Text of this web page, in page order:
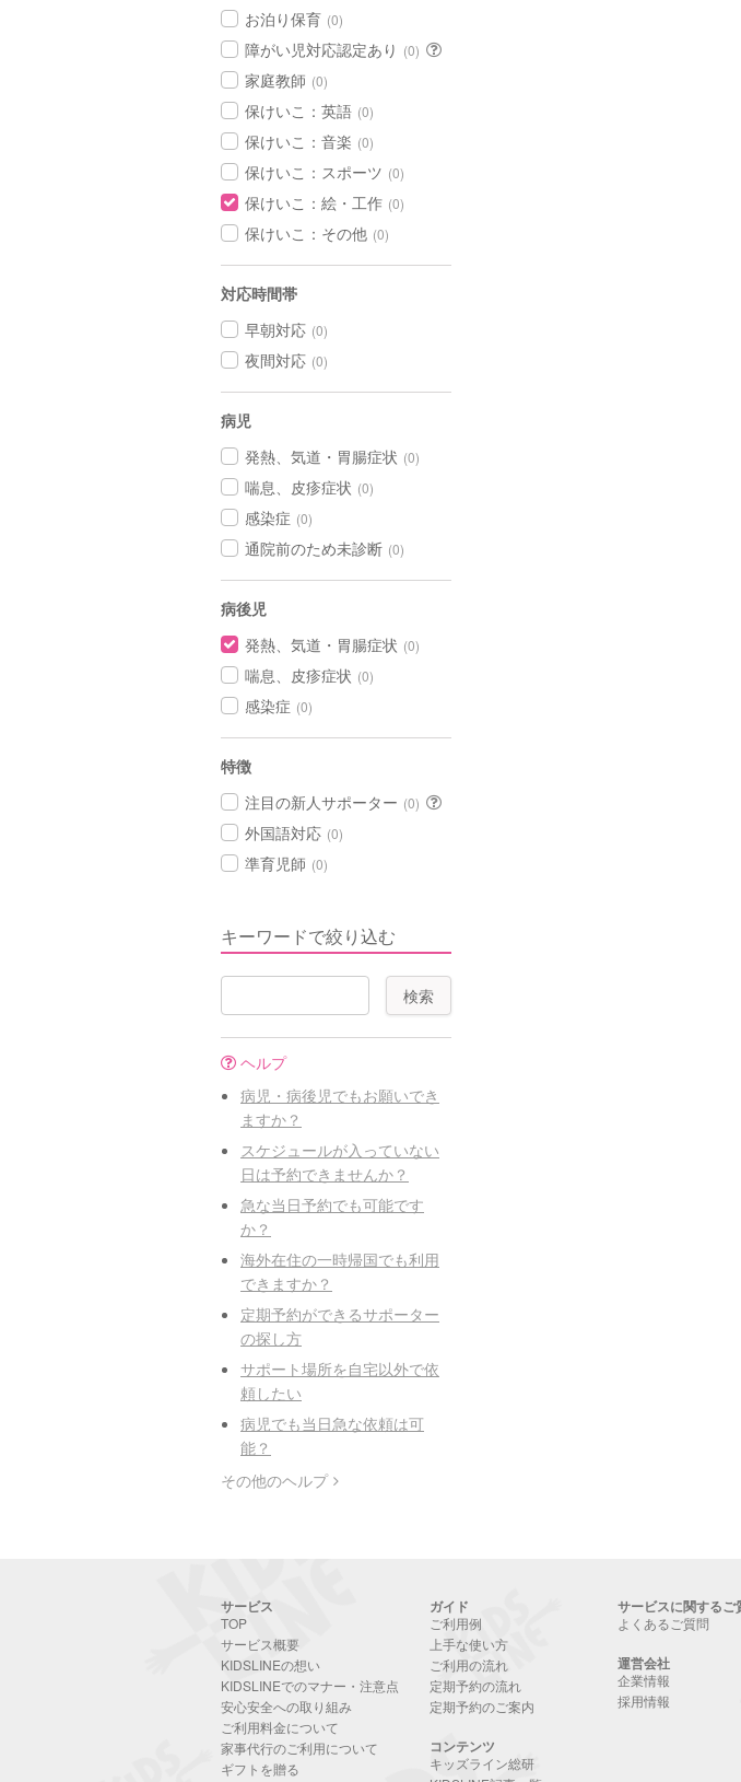
お泊り保育 (0)
障がい児対応認定あり (0)
家庭教師 (0)
保けいこ：英語 (0)
保けいこ：音楽 (0)
保けいこ：スポーツ (0)
保けいこ：絵・工作 (0)
保けいこ：その他 (0)
対応時間帯
早朝対応 (0)
夜間対応 (0)
病児
発熱、気道・胃腸症状 (0)
喘息、皮疹症状 (0)
感染症 (0)
通院前のため未診断 (0)
病後児
発熱、気道・胃腸症状 (0)
喘息、皮疹症状 (0)
感染症 (0)
特徴
注目の新人サポーター (0)
外国語対応 (0)
準育児師 (0)
キーワードで絞り込む
ヘルプ
病児・病後児でもお願いでき
ますか？
スケジュールが入っていない
日は予約できませんか？
急な当日予約でも可能です
か？
海外在住の一時帰国でも利用
できますか？
定期予約ができるサポーター
の探し方
サポート場所を自宅以外で依
頼したい
病児でも当日急な依頼は可
能？
その他のヘルプ
サービス
TOP
サービス概要
KIDSLINEの想い
KIDSLINEでのマナー・注意点
安心安全への取り組み
ご利用料金について
家事代行のご利用について
ギフトを贈る
ガイド
ご利用例
上手な使い方
ご利用の流れ
定期予約の流れ
定期予約のご案内
コンテンツ
キッズライン総研
サービスに関するご
よくあるご質問
運営会社
企業情報
採用情報